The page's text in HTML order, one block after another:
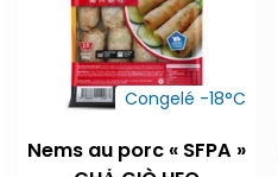
Congelé -18°C
Nems au porc « SFPA »